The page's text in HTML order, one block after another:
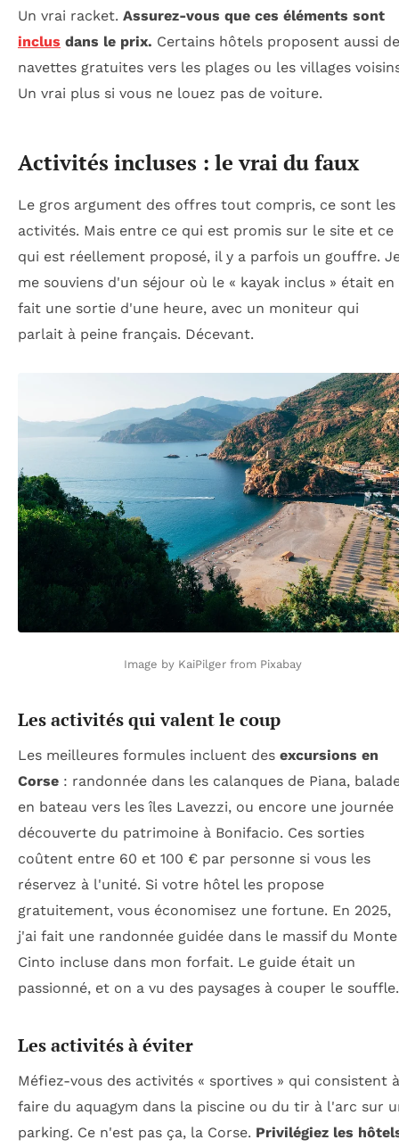
Un vrai racket. Assurez-vous que ces éléments sont
inclus dans le prix. Certains hôtels proposent aussi
navettes gratuites vers les plages ou les villages
Un vrai plus si vous ne louez pas de voiture.
Activités incluses : le vrai du faux
Le gros argument des offres tout compris, ce sont les
activités. Mais entre ce qui est promis sur le site et ce
qui est réellement proposé, il y a parfois un gouffre.
me souviens d'un séjour où le « kayak inclus » était en
fait une sortie d'une heure, avec un moniteur qui
parlait à peine français. Décevant.
Image by KaiPilger from Pixabay
Les activités qui valent le coup
Les meilleures formules incluent des excursions en
Corse : randonnée dans les calanques de Piana,
en bateau vers les îles Lavezzi, ou encore une journée
découverte du patrimoine à Bonifacio. Ces sorties
coûtent entre 60 et 100 € par personne si vous les
réservez à l'unité. Si votre hôtel les propose
gratuitement, vous économisez une fortune. En 2025,
j'ai fait une randonnée guidée dans le massif du Monte
Cinto incluse dans mon forfait. Le guide était un
passionné, et on a vu des paysages à couper le souffle.
Les activités à éviter
Méfiez-vous des activités « sportives » qui consistent à
faire du aquagym dans la piscine ou du tir à l'arc sur
parking. Ce n'est pas ça, la Corse. Privilégiez les